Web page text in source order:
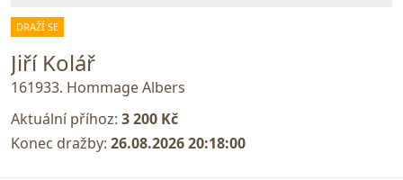
DRAŽÍ SE
Jiří Kolář
161933. Hommage Albers
Aktuální příhoz: 3 200 Kč
Konec dražby: 26.08.2026 20:18:00